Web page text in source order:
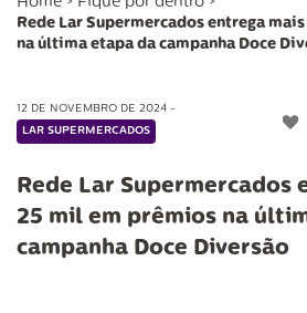
Rede Lar Supermercados entrega
na última etapa da campanha Doce
12 DE NOVEMBRO DE 2024 -
LAR SUPERMERCADOS
Rede Lar Supermercados
25 mil em prêmios na
campanha Doce Diversão